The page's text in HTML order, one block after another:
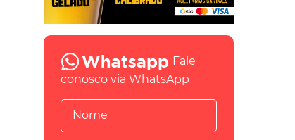
Fale
conosco via WhatsApp